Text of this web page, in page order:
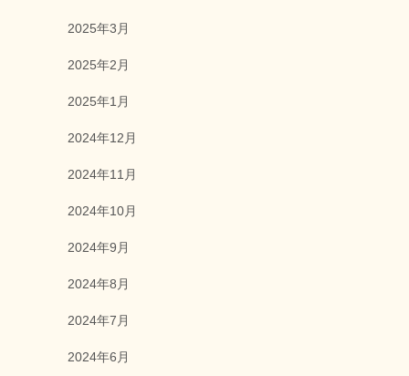
2025年3月
2025年2月
2025年1月
2024年12月
2024年11月
2024年10月
2024年9月
2024年8月
2024年7月
2024年6月